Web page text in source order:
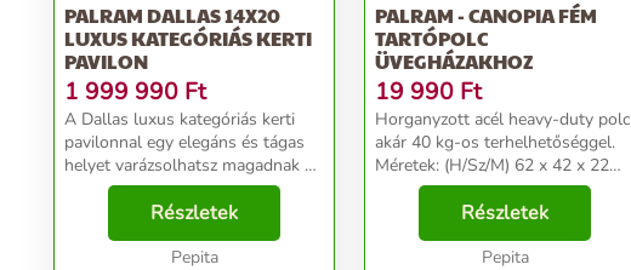
PALRAM DALLAS 14X20
LUXUS KATEGÓRIÁS KERTI
PAVILON
1 999 990 Ft
A Dallas luxus kategóriás kerti
pavilonnal egy elegáns és tágas
helyet varázsolhatsz magadnak a
kikapcsolódáshoz, családi vagy
baráti összejövetelekhez. •Ideális
tető kerti kiülőkhöz, grillekhez,
Részletek
Pepita
PALRAM - CANOPIA FÉM
TARTÓPOLC
ÜVEGHÁZAKHOZ
19 990 Ft
Horganyzott acél heavy-duty polc
akár 40 kg-os terhelhetőséggel.
Méretek: (H/Sz/M) 62 x 42 x 22
cm. A polc bárhová elhelyezhető a
Canopia melegházak
szerkezetében kialakított
hornyokba. Egymás mel...
Részletek
Pepita